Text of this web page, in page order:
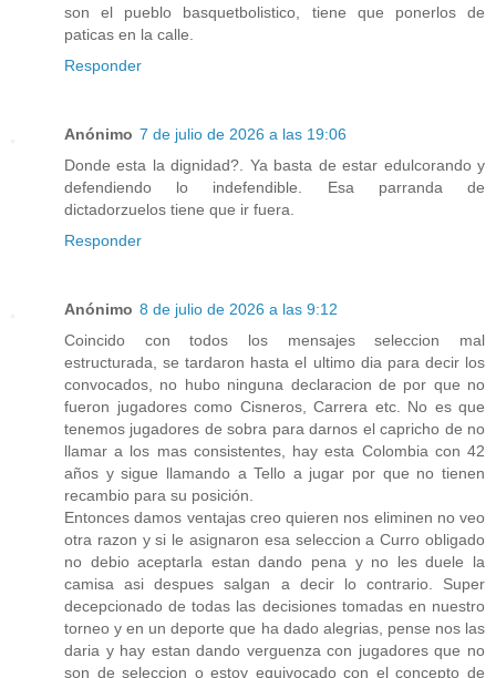
son el pueblo basquetbolistico, tiene que ponerlos de
paticas en la calle.
Responder
Anónimo 7 de julio de 2026 a las 19:06
Donde esta la dignidad?. Ya basta de estar edulcorando y
defendiendo lo indefendible. Esa parranda de
dictadorzuelos tiene que ir fuera.
Responder
Anónimo 8 de julio de 2026 a las 9:12
Coincido con todos los mensajes seleccion mal
estructurada, se tardaron hasta el ultimo dia para decir los
convocados, no hubo ninguna declaracion de por que no
fueron jugadores como Cisneros, Carrera etc. No es que
tenemos jugadores de sobra para darnos el capricho de no
llamar a los mas consistentes, hay esta Colombia con 42
años y sigue llamando a Tello a jugar por que no tienen
recambio para su posición.
Entonces damos ventajas creo quieren nos eliminen no veo
otra razon y si le asignaron esa seleccion a Curro obligado
no debio aceptarla estan dando pena y no les duele la
camisa asi despues salgan a decir lo contrario. Super
decepcionado de todas las decisiones tomadas en nuestro
torneo y en un deporte que ha dado alegrias, pense nos las
daria y hay estan dando verguenza con jugadores que no
son de seleccion o estoy equivocado con el concepto de